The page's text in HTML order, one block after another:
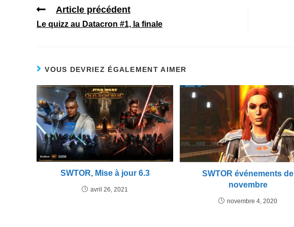
Article précédent
Le quizz au Datacron #1, la finale
VOUS DEVRIEZ ÉGALEMENT AIMER
SWTOR, Mise à jour 6.3
avril 26, 2021
SWTOR événements de
novembre
novembre 4, 2020